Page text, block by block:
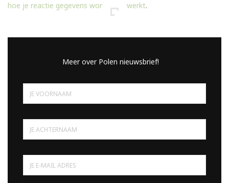
hoe je reactie gegevens worden verwerkt.
Meer over Polen nieuwsbrief!